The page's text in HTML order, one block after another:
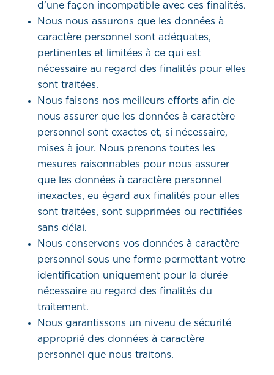
d’une façon incompatible avec ces finalités.
Nous nous assurons que les données à
caractère personnel sont adéquates,
pertinentes et limitées à ce qui est
nécessaire au regard des finalités pour elles
sont traitées.
Nous faisons nos meilleurs efforts afin de
nous assurer que les données à caractère
personnel sont exactes et, si nécessaire,
mises à jour. Nous prenons toutes les
mesures raisonnables pour nous assurer
que les données à caractère personnel
inexactes, eu égard aux finalités pour elles
sont traitées, sont supprimées ou rectifiées
sans délai.
Nous conservons vos données à caractère
personnel sous une forme permettant votre
identification uniquement pour la durée
nécessaire au regard des finalités du
traitement.
Nous garantissons un niveau de sécurité
approprié des données à caractère
personnel que nous traitons.